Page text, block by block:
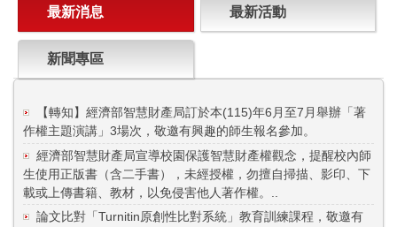
最新消息 最新活動
新聞專區
【轉知】經濟部智慧財產局訂於本(115)年6月至7月舉辦「著
作權主題演講」3場次，敬邀有興趣的師生報名參加。
經濟部智慧財產局宣導校園保護智慧財產權觀念，提醒校內師
生使用正版書（含二手書），未經授權，勿擅自掃描、影印、下
載或上傳書籍、教材，以免侵害他人著作權。..
論文比對「Turnitin原創性比對系統」教育訓練課程，敬邀有